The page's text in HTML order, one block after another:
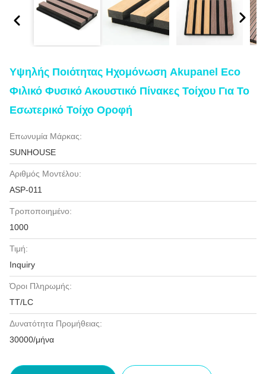
Υψηλής Ποιότητας Ηχομόνωση Akupanel Eco
Φιλικό Φυσικό Ακουστικό Πίνακες Τοίχου Για Το
Εσωτερικό Τοίχο Οροφή
Επωνυμία Μάρκας:
SUNHOUSE
Αριθμός Μοντέλου:
ASP-011
Τροποποιημένο:
1000
Τιμή:
Inquiry
Όροι Πληρωμής:
TT/LC
Δυνατότητα Προμήθειας:
30000/μήνα